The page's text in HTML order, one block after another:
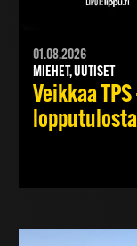
01.08.2026
MIEHET, UUTISET
Veikkaa